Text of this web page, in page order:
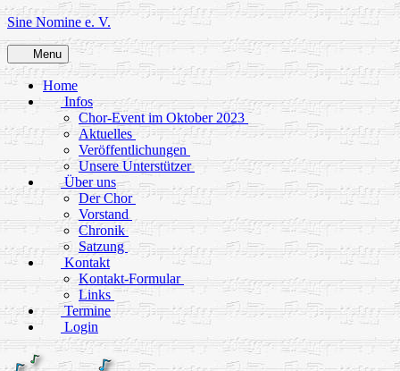
Skip
to
content
Sine Nomine e. V.
Menu
Home
Infos
Chor-Event im Oktober 2023
Aktuelles
Veröffentlichungen
Unsere Unterstützer
Über uns
Der Chor
Vorstand
Chronik
Satzung
Kontakt
Kontakt-Formular
Links
Termine
Login